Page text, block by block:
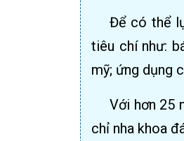
Để có thể
tiêu chí như:
mỹ; ứng dụng
Với hơn 25
chỉ nha khoa